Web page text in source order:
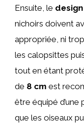
Ensuite, le design
nichoirs doivent
appropriée, ni
les calopsittes
tout en étant
de 8 cm est
être équipé
que les oiseaux